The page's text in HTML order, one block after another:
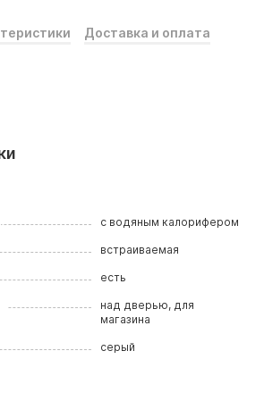
Доставка и оплата
с водяным калорифером
встраиваемая
есть
над дверью, для
магазина
серый